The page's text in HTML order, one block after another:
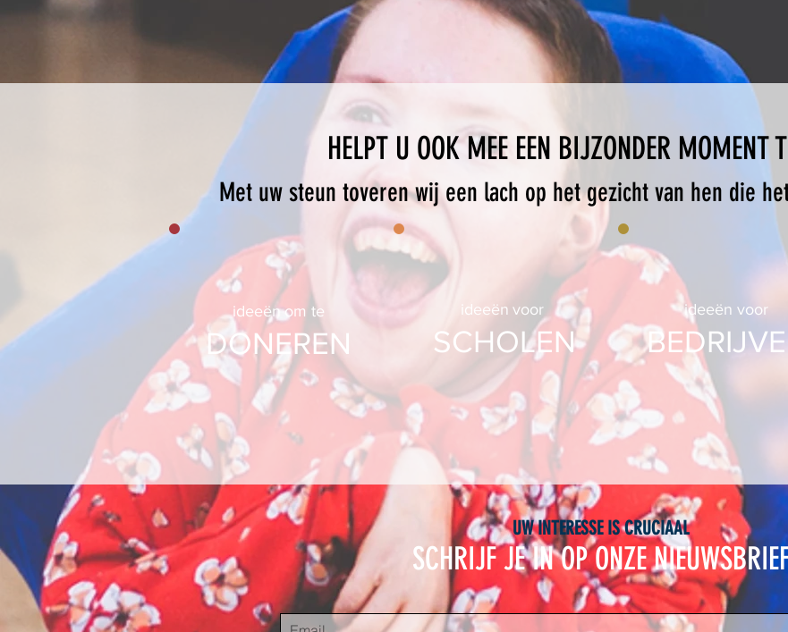
HELPT U OOK MEE EEN BIJZONDER MOMENT
Met uw steun toveren wij een lach op het gezicht van hen die
ideeën om te
DONEREN
ideeën voor
SCHOLEN
ideeën voor
UW INTERESSE IS CRUCIAAL
SCHRIJF JE IN OP ONZE